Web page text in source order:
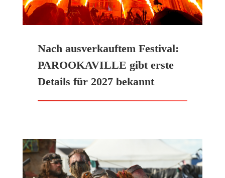
Nach ausverkauftem Festival:
PAROOKAVILLE gibt erste
Details für 2027 bekannt